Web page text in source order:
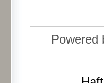
Powered